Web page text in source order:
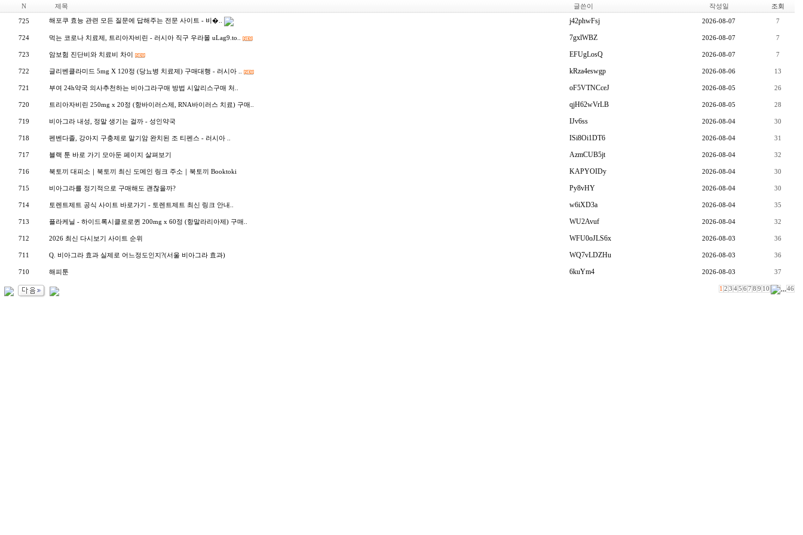
N 제목 글쓴이 작성일 조회
725 해­포­쿠 효능 관련 모든 질문에 답해주는 전문 사이트 - 비�.. j42phwFsj 2026-08-07 7
724 먹는 코로나 치료제, 트리아자비린 - 러시아 직구 우라몰 uLag9.to.. 7gxlWBZ 2026-08-07 7
723 암보험 진단비와 치료비 차이 EFUgLosQ 2026-08-07 7
722 글리벤클라미드 5mg X 120정 (당뇨병 치료제) 구매대행 - 러시아 .. kRza4eswgp 2026-08-06 13
721 부여 24h약국 의사추천하는 비아그라구매 방법 시알리스구매 처.. oF5VTNCceJ 2026-08-05 26
720 트리아자비린 250mg x 20정 (항바이러스제, RNA바이러스 치료) 구매.. qjH62wVrLB 2026-08-05 28
719 비아그라 내성, 정말 생기는 걸까 - 성인약국 IJv6ss 2026-08-04 30
718 펜벤다졸, 강아지 구충제로 말기암 완치된 조 티펜스 - 러시아 .. ISi8Oi1DT6 2026-08-04 31
717 블랙 툰 바로 가기 모아둔 페이지 살펴보기 AzmCUB5jt 2026-08-04 32
716 북토끼 대피소｜북토끼 최신 도메인 링크 주소｜북토끼 Booktoki KAPYOIDy 2026-08-04 30
715 비아그라를 정기적으로 구매해도 괜찮을까? Py8vHY 2026-08-04 30
714 토렌트제트 공식 사이트 바로가기 - 토렌트제트 최신 링크 안내.. w6iXD3a 2026-08-04 35
713 플라케닐 - 하이드록시클로로퀸 200mg x 60정 (항말라리아제) 구매.. WU2Avuf 2026-08-04 32
712 2026 최신 다시보기 사이트 순위 WFU0oJLS6x 2026-08-03 36
711 Q. 비아그라 효과 실제로 어느정도인지?(서울 비아그라 효과) WQ7vLDZHu 2026-08-03 36
710 해피툰 6kuYm4 2026-08-03 37
1 2 3 45 6 7 8 9 10 ,,,46